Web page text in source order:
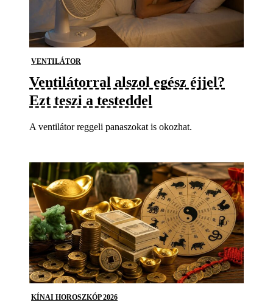
VENTILÁTOR
Ventilátorral alszol egész éjjel?
Ezt teszi a testeddel
A ventilátor reggeli panaszokat is okozhat.
KÍNAI HOROSZKÓP 2026